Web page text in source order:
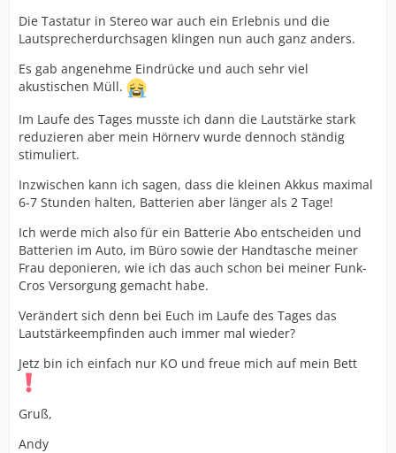
Die Tastatur in Stereo war auch ein Erlebnis und die
Lautsprecherdurchsagen klingen nun auch ganz anders.
Es gab angenehme Eindrücke und auch sehr viel
akustischen Müll.
Im Laufe des Tages musste ich dann die Lautstärke stark
reduzieren aber mein Hörnerv wurde dennoch ständig
stimuliert.
Inzwischen kann ich sagen, dass die kleinen Akkus maximal
6-7 Stunden halten, Batterien aber länger als 2 Tage!
Ich werde mich also für ein Batterie Abo entscheiden und
Batterien im Auto, im Büro sowie der Handtasche meiner
Frau deponieren, wie ich das auch schon bei meiner Funk-
Cros Versorgung gemacht habe.
Verändert sich denn bei Euch im Laufe des Tages das
Lautstärkeempfinden auch immer mal wieder?
Jetz bin ich einfach nur KO und freue mich auf mein Bett
Gruß,
Andy